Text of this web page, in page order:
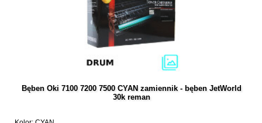
Bęben Oki 7100 7200 7500 CYAN zamiennik - bęben JetWorld
30k reman